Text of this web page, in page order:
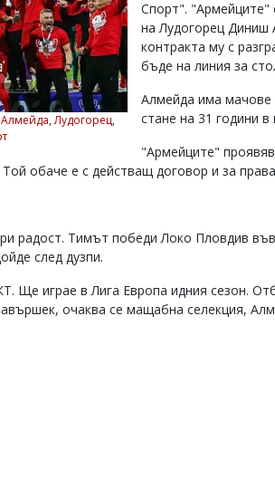
,Лудогорец,
Спорт". "Армейците"
на Лудогорец Диниш
контракта му с
бъде на линия за
Алмейда има
стане на 31 години в
"Армейците"
обаче е с действащ договор и за
радост. Тимът победи Локо Пловдив
след дузпи.
Ще играе в Лига Европа идния сезон.
очаква се мащабна селекция,